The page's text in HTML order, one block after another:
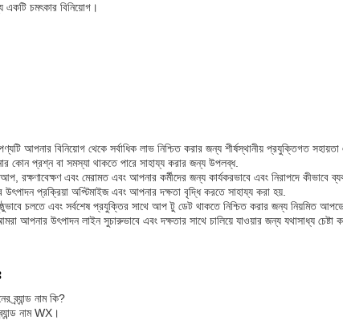
একটি চমৎকার বিনিয়োগ।
আপনার বিনিয়োগ থেকে সর্বাধিক লাভ নিশ্চিত করার জন্য শীর্ষস্থানীয় প্রযুক্তিগত
কোন প্রশ্ন বা সমস্যা থাকতে পারে সাহায্য করার জন্য উপলব্ধ.
রক্ষণাবেক্ষণ এবং মেরামত এবং আপনার কর্মীদের জন্য কার্যকরভাবে এবং নিরাপদে কীভাবে
প্রক্রিয়া অপ্টিমাইজ এবং আপনার দক্ষতা বৃদ্ধি করতে সাহায্য করা হয়.
চলতে এবং সর্বশেষ প্রযুক্তির সাথে আপ টু ডেট থাকতে নিশ্চিত করার জন্য নিয়মিত
আপনার উৎপাদন লাইন সুচারুভাবে এবং দক্ষতার সাথে চালিয়ে যাওয়ার জন্য যথাসাধ্য চেষ্টা
ব্র্যান্ড নাম কি?
নাম WX।